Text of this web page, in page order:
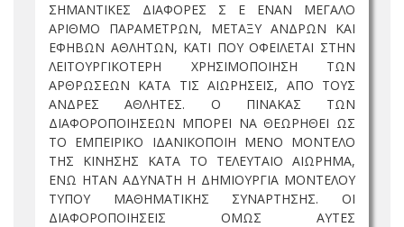
ΣΗΜΑΝΤΙΚΕΣ ΔΙΑΦΟΡΕΣ Σ Ε ΕΝΑΝ ΜΕΓΑΛΟ
ΑΡΙΘΜΟ ΠΑΡΑΜΕΤΡΩΝ, ΜΕΤΑΞΥ ΑΝΔΡΩΝ ΚΑΙ
ΕΦΗΒΩΝ ΑΘΛΗΤΩΝ, ΚΑΤΙ ΠΟΥ ΟΦΕΙΛΕΤΑΙ ΣΤΗΝ
ΛΕΙΤΟΥΡΓΙΚΟΤΕΡΗ ΧΡΗΣΙΜΟΠΟΙΗΣΗ ΤΩΝ
ΑΡΘΡΩΣΕΩΝ ΚΑΤΑ ΤΙΣ ΑΙΩΡΗΣΕΙΣ, ΑΠΟ ΤΟΥΣ
ΑΝΔΡΕΣ ΑΘΛΗΤΕΣ. Ο ΠΙΝΑΚΑΣ ΤΩΝ
ΔΙΑΦΟΡΟΠΟΙΗΣΕΩΝ ΜΠΟΡΕΙ ΝΑ ΘΕΩΡΗΘΕΙ ΩΣ
ΤΟ ΕΜΠΕΙΡΙΚΟ ΙΔΑΝΙΚΟΠΟΙΗ ΜΕΝΟ ΜΟΝΤΕΛΟ
ΤΗΣ ΚΙΝΗΣΗΣ ΚΑΤΑ ΤΟ ΤΕΛΕΥΤΑΙΟ ΑΙΩΡΗΜΑ,
ΕΝΩ ΗΤΑΝ ΑΔΥΝΑΤΗ Η ΔΗΜΙΟΥΡΓΙΑ ΜΟΝΤΕΛΟΥ
ΤΥΠΟΥ ΜΑΘΗΜΑΤΙΚΗΣ ΣΥΝΑΡΤΗΣΗΣ. ΟΙ
ΔΙΑΦΟΡΟΠΟΙΗΣΕΙΣ ΟΜΩΣ ΑΥΤΕΣ